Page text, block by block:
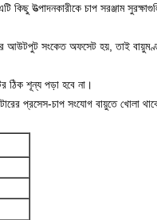
কিছু উত্পাদনকারীকে চাপ সরঞ্জাম
আউটপুট সংকেত অফসেট হয়, তাই
ঠিক শূন্য পড়া হবে না।
প্রসেস-চাপ সংযোগ বায়ুতে খোলা